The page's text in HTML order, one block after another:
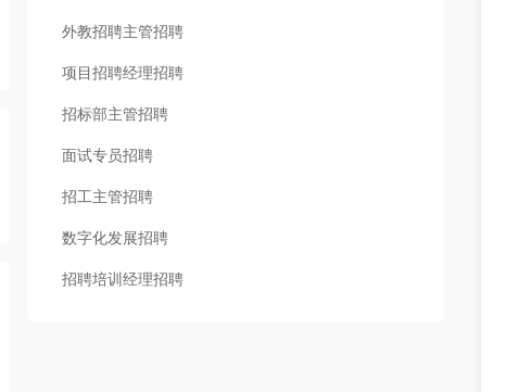
外教招聘主管招聘
项目招聘经理招聘
招标部主管招聘
面试专员招聘
招工主管招聘
数字化发展招聘
招聘培训经理招聘